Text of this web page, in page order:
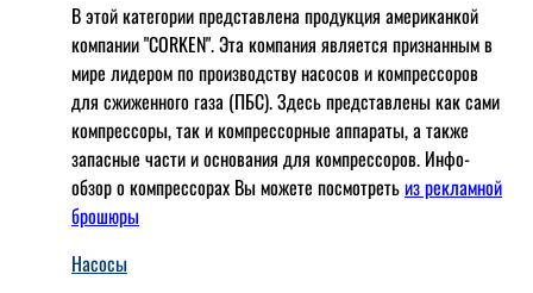
В этой категории представлена продукция американкой
компании "CORKEN". Эта компания является признанным в
мире лидером по производству насосов и компрессоров
для сжиженного газа (ПБС). Здесь представлены как сами
компрессоры, так и компрессорные аппараты, а также
запасные части и основания для компрессоров. Инфо-
обзор о компрессорах Вы можете посмотретьиз рекламной
брошюры
Насосы